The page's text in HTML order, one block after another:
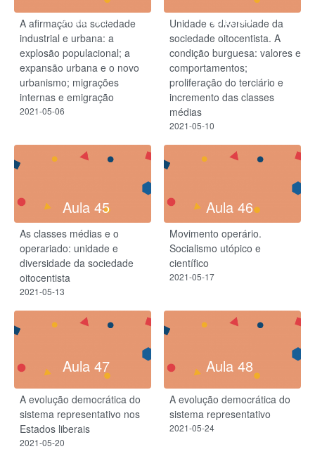
Aula 43
A afirmação da sociedade
industrial e urbana: a
explosão populacional; a
expansão urbana e o novo
urbanismo; migrações
internas e emigração
2021-05-06
Aula 44
Unidade e diversidade da
sociedade oitocentista. A
condição burguesa: valores e
comportamentos;
proliferação do terciário e
incremento das classes
médias
2021-05-10
Aula 45
As classes médias e o
operariado: unidade e
diversidade da sociedade
oitocentista
2021-05-13
Aula 46
Movimento operário.
Socialismo utópico e
científico
2021-05-17
Aula 47
A evolução democrática do
sistema representativo nos
Estados liberais
2021-05-20
Aula 48
A evolução democrática do
sistema representativo
2021-05-24